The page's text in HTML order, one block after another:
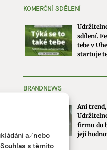
a/nebo
s těmito
KOMERČNÍ SDĚLENÍ
sdílení.
tebe v
startuje
BRANDNEWS
Ani
firmu do
její